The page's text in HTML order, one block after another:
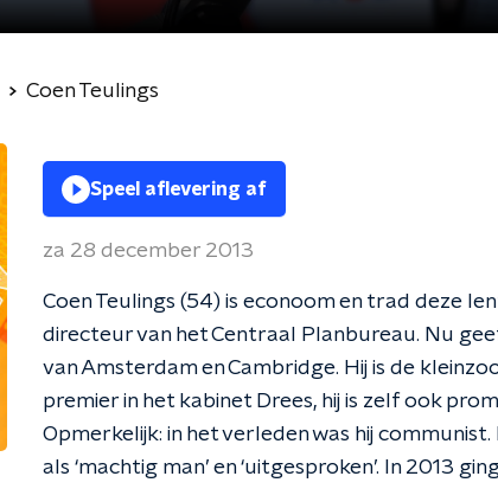
Coen Teulings
Speel aflevering af
za 28 december 2013
Coen Teulings (54) is econoom en trad deze
directeur van het Centraal Planbureau. Nu
van Amsterdam en Cambridge. Hij is de
premier in het kabinet Drees, hij is zelf ook
Opmerkelijk: in het verleden was hij
als ‘machtig man’ en ‘uitgesproken’. In 2013